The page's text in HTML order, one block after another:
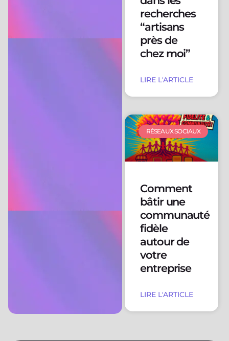
recherches
“artisans
près de
chez moi”
LIRE L'ARTICLE
RÉSEAUX SOCIAUX
Comment
bâtir une
communauté
fidèle
autour de
votre
entreprise
LIRE L'ARTICLE